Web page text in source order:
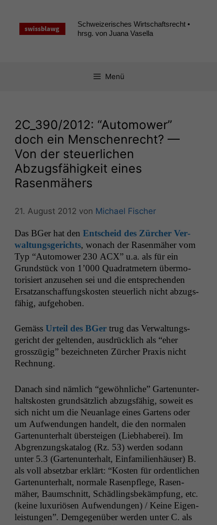
springen
Schweizerisches Wirtschaftsrecht •
hrsg. von Juana Vasella
Menü
2C_390/2012: “Automower”
doch ein Menschenrecht? —
Von der steuerlichen
Abzugsfähigkeit eines
Rasenmähers
21. August 2012 von Michael Fischer
Das BGer hat den Entscheid des Zürcher Ver­
wal­tungs­gerichts, wonach der Rasen­mäher vom
Typ “Auto­mow­er 230 ACX” u.a. als für ein
Grund­stück von 1’000 Quadrat­metern über­mo­
torisiert anzuse­hen sei und die entsprechen­den
Ersatzan­schaf­fungskosten steuer­lich nicht abzugs­
fähig, aufgehoben.
Gemäss Urteil des BGer trug das Ver­wal­tungs­
gericht der gel­tenden, aus­drück­lich als “eher
grosszügig” beze­ich­neten Zürcher Prax­is nicht
Rechnung.
Danach sind näm­lich “gewöhn­liche” Garte­nun­ter­
halt­skosten grund­sät­zlich abzugs­fähig, soweit es
sich nicht um die Neuan­lage eines Gartens oder
um Aufwen­dun­gen han­delt, die den nor­malen
Garte­nun­ter­halt über­steigen (Lieb­haberei). Im
Abgren­zungskat­a­log (Rz. 53) wer­den sodann
unter 5.3 (Garte­nun­ter­halt, Ein­fam­i­lien­häuser) B.
als voll abset­zbar erk­lärt: “Kosten für ordentlichen
Garte­nun­ter­halt, nor­male Rasenpflege, Rasen­
mäher, Baum­schnitt, Schädlings­bekämp­fung, etc.
(keine lux­u­riösen Aufwen­dun­gen) / Keine Eigen­
leis­tun­gen”. Demge­genüber wer­den unter C. als